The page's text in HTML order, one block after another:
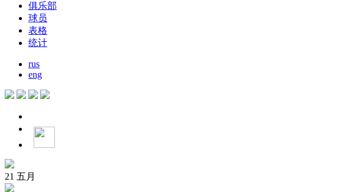
俱乐部
球员
表格
统计
rus
eng
21 五月